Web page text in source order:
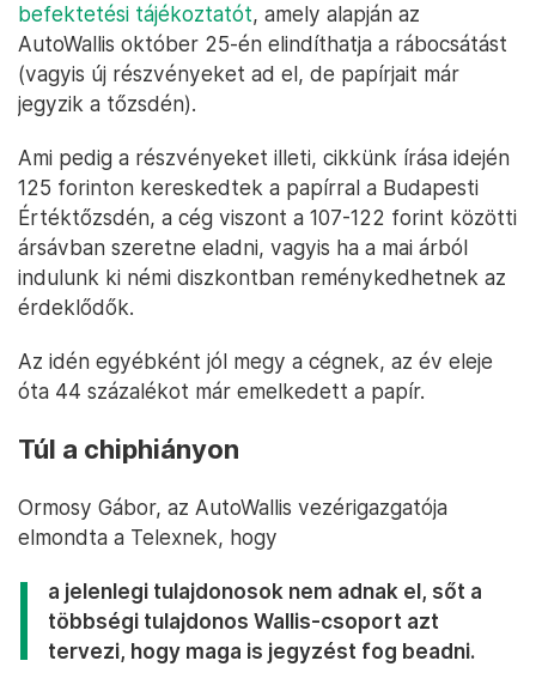
befektetési tájékoztatót, amely alapján az
AutoWallis október 25-én elindíthatja a rábocsátást
(vagyis új részvényeket ad el, de papírjait már
jegyzik a tőzsdén).
Ami pedig a részvényeket illeti, cikkünk írása idején
125 forinton kereskedtek a papírral a Budapesti
Értéktőzsdén, a cég viszont a 107-122 forint közötti
ársávban szeretne eladni, vagyis ha a mai árból
indulunk ki némi diszkontban reménykedhetnek az
érdeklődők.
Az idén egyébként jól megy a cégnek, az év eleje
óta 44 százalékot már emelkedett a papír.
Túl a chiphiányon
Ormosy Gábor, az AutoWallis vezérigazgatója
elmondta a Telexnek, hogy
a jelenlegi tulajdonosok nem adnak el, sőt a
többségi tulajdonos Wallis-csoport azt
tervezi, hogy maga is jegyzést fog beadni.